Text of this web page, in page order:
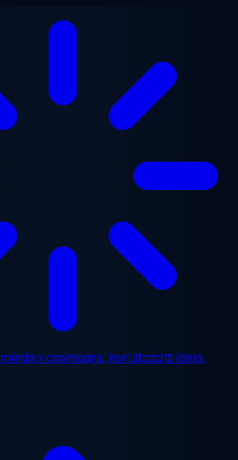
minden csomagra, korlátozott ideig.